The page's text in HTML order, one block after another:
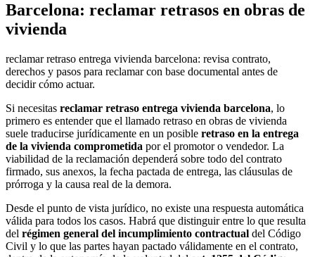
Barcelona: reclamar retrasos en obras de
vivienda
reclamar retraso entrega vivienda barcelona: revisa contrato,
derechos y pasos para reclamar con base documental antes de
decidir cómo actuar.
Si necesitas reclamar retraso entrega vivienda barcelona, lo
primero es entender que el llamado retraso en obras de vivienda
suele traducirse jurídicamente en un posible retraso en la entrega
de la vivienda comprometida por el promotor o vendedor. La
viabilidad de la reclamación dependerá sobre todo del contrato
firmado, sus anexos, la fecha pactada de entrega, las cláusulas de
prórroga y la causa real de la demora.
Desde el punto de vista jurídico, no existe una respuesta automática
válida para todos los casos. Habrá que distinguir entre lo que resulta
del régimen general del incumplimiento contractual del Código
Civil y lo que las partes hayan pactado válidamente en el contrato,